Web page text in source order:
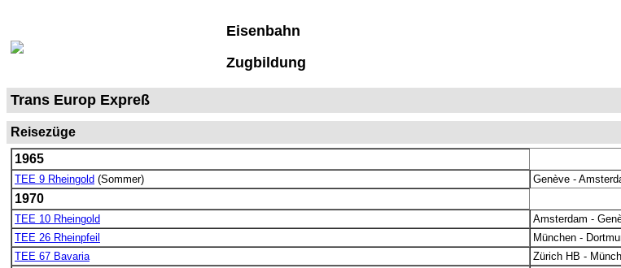
Eisenbahn
Zugbildung
Trans Europ Expreß
Reisezüge
1965
TEE 9 Rheingold (Sommer) Genève -
1970
TEE 10 Rheingold
Amsterdam -
TEE 26 Rheinpfeil
München -
TEE 67 Bavaria
Zürich HB -